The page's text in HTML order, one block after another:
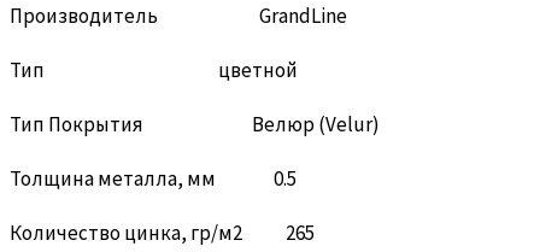
Производитель GrandLine
Тип цветной
Тип Покрытия Велюр (Velur)
Толщина металла, мм 0.5
Количество цинка, гр/м2 265